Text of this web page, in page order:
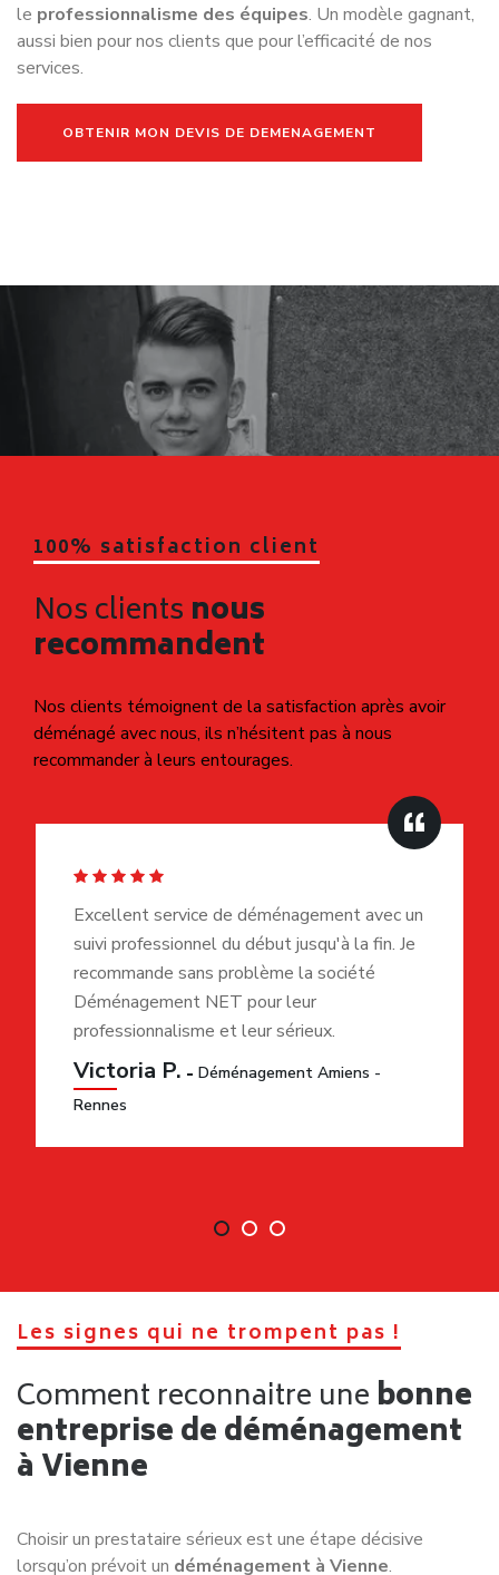
le professionnalisme des équipes. Un modèle gagnant,
aussi bien pour nos clients que pour l’efficacité de nos
services.
OBTENIR MON DEVIS DE DEMENAGEMENT
100% satisfaction client
Nos clients nous
recommandent
Nos clients témoignent de la satisfaction après avoir
déménagé avec nous, ils n’hésitent pas à nous
recommander à leurs entourages.
Excellent service de déménagement avec un
suivi professionnel du début jusqu'à la fin. Je
recommande sans problème la société
Déménagement NET pour leur
professionnalisme et leur sérieux.
Victoria P.
Déménagement Amiens -
Rennes
Les signes qui ne trompent pas !
Comment reconnaitre une bonne
entreprise de déménagement
à Vienne
Choisir un prestataire sérieux est une étape décisive
lorsqu’on prévoit un déménagement à Vienne.